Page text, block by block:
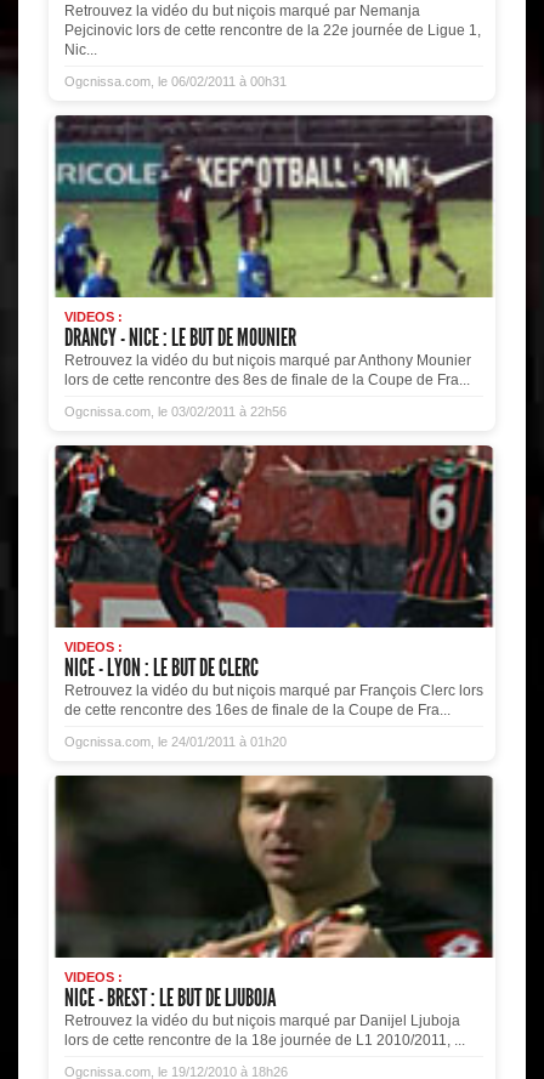
Retrouvez la vidéo du but niçois marqué par Nemanja
Pejcinovic lors de cette rencontre de la 22e journée de Ligue 1,
Nic...
Ogcnissa.com, le 06/02/2011 à 00h31
VIDEOS :
DRANCY - NICE : LE BUT DE MOUNIER
Retrouvez la vidéo du but niçois marqué par Anthony Mounier
lors de cette rencontre des 8es de finale de la Coupe de Fra...
Ogcnissa.com, le 03/02/2011 à 22h56
VIDEOS :
NICE - LYON : LE BUT DE CLERC
Retrouvez la vidéo du but niçois marqué par François Clerc lors
de cette rencontre des 16es de finale de la Coupe de Fra...
Ogcnissa.com, le 24/01/2011 à 01h20
VIDEOS :
NICE - BREST : LE BUT DE LJUBOJA
Retrouvez la vidéo du but niçois marqué par Danijel Ljuboja
lors de cette rencontre de la 18e journée de L1 2010/2011, ...
Ogcnissa.com, le 19/12/2010 à 18h26